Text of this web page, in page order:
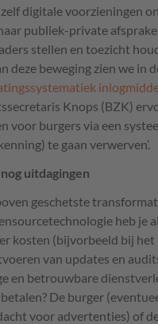
digitale voorzieningen
publiek-private
stellen en toezicht
deze beweging zien we in
Knops (BZK)
voor burgers via een
te gaan verwerven’.
uitdagingen
geschetste
heb je
kosten (bijvorbeeld bij het
van updates en
en betrouwbare
De burger
voor advertenties) of